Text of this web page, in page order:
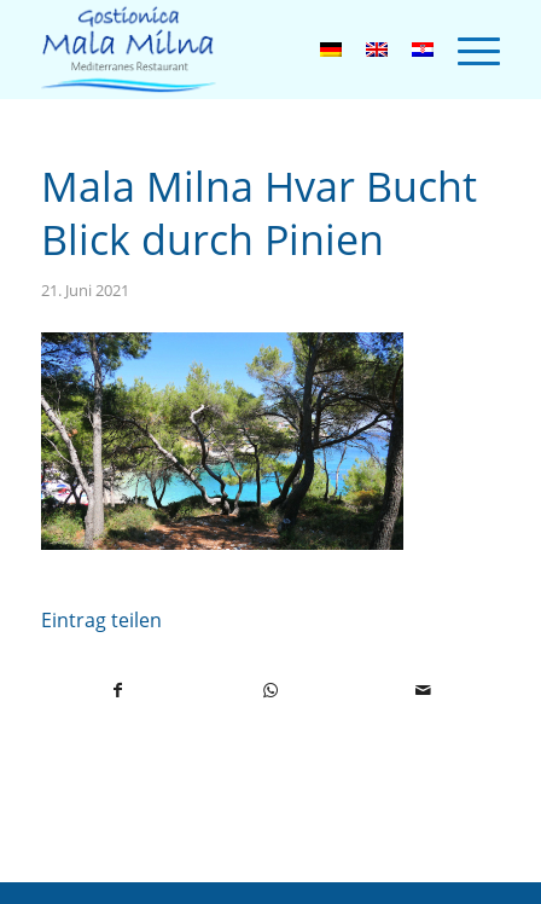
Mala Milna Hvar Bucht
Blick durch Pinien
21. Juni 2021
Eintrag teilen